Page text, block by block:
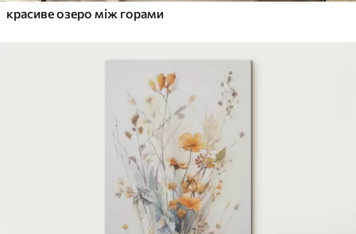
красиве озеро між горами